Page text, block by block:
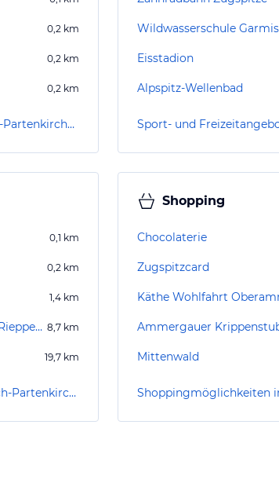
0,2 km
0,2 km
0,2 km
Sehenswürdigkeiten in Garmisch-Partenkirchen
Eisstadion
Alpspitz-Wellenbad
0,1 km
0,2 km
1,4 km
Sportbetriebe am Eibsee P. u. M. Rieppel KG 8,7 km
19,7 km
Nachtleben-Angebote in Garmisch-Partenkirchen
Shopping
Chocolaterie
Zugspitzcard
Käthe Wohlfahrt
Mittenwald